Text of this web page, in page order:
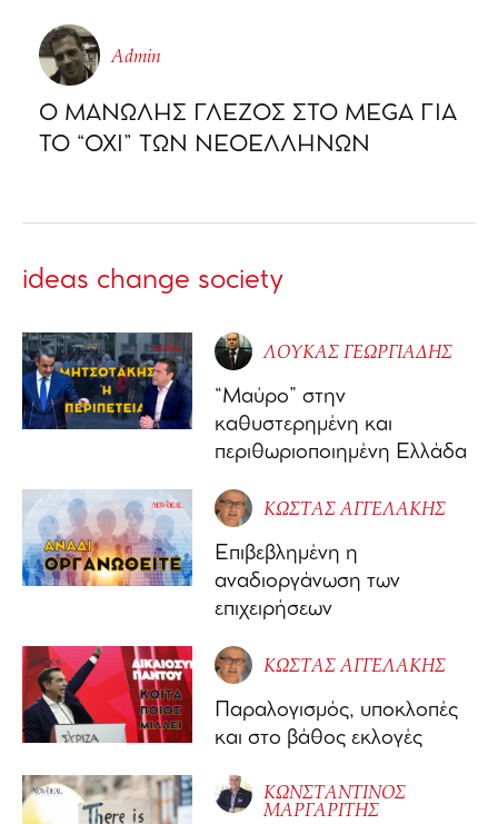
Admin
Ο ΜΑΝΩΛΗΣ ΓΛΕΖΟΣ ΣΤΟ MEGA ΓΙΑ
ΤΟ “ΟΧΙ” ΤΩΝ ΝΕΟΕΛΛΗΝΩΝ
ideas change society
ΛΟΥΚΑΣ ΓΕΩΡΓΙΑΔΗΣ
“Μαύρο” στην
καθυστερημένη και
περιθωριοποιημένη Ελλάδα
ΚΩΣΤΑΣ ΑΓΓΕΛΑΚΗΣ
Επιβεβλημένη η
αναδιοργάνωση των
επιχειρήσεων
ΚΩΣΤΑΣ ΑΓΓΕΛΑΚΗΣ
Παραλογισμός, υποκλοπές
και στο βάθος εκλογές
ΚΩΝΣΤΑΝΤΙΝΟΣ
ΜΑΡΓΑΡΙΤΗΣ